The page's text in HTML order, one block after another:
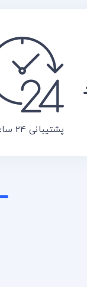
پشتیبانی 24 ساعته